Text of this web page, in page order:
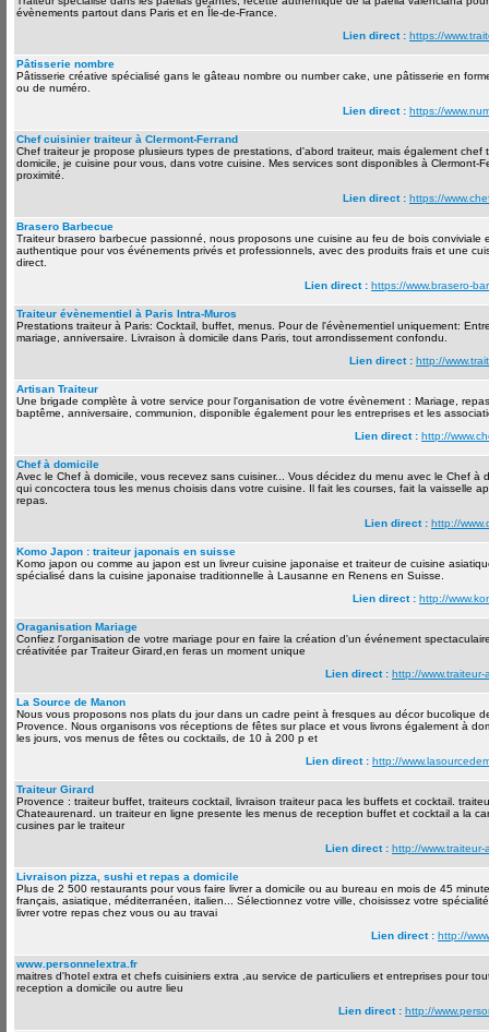
évènements partout dans Paris et en Île-de-France.
Lien direct : https://
Pâtisserie nombre
Pâtisserie créative spécialisé gans le gâteau nombre ou number cake, une pâtisserie en
ou de numéro.
Lien direct : https://
Chef cuisinier traiteur à Clermont-Ferrand
Chef traiteur je propose plusieurs types de prestations, d'abord traiteur, mais également chef
domicile, je cuisine pour vous, dans votre cuisine. Mes services sont disponibles à Clermont-
proximité.
Lien direct : https://
Brasero Barbecue
Traiteur brasero barbecue passionné, nous proposons une cuisine au feu de bois conviviale
authentique pour vos événements privés et professionnels, avec des produits frais et une
direct.
Lien direct : https://www.brasero-
Traiteur évènementiel à Paris Intra-Muros
Prestations traiteur à Paris: Cocktail, buffet, menus. Pour de l'évènementiel uniquement:
mariage, anniversaire. Livraison à domicile dans Paris, tout arrondissement confondu.
Lien direct : http://
Artisan Traiteur
Une brigade complète à votre service pour l'organisation de votre évènement : Mariage,
baptême, anniversaire, communion, disponible également pour les entreprises et les
Lien direct : http://
Chef à domicile
Avec le Chef à domicile, vous recevez sans cuisiner... Vous décidez du menu avec le Chef à
qui concoctera tous les menus choisis dans votre cuisine. Il fait les courses, fait la vaisselle
repas.
Lien direct : http://
Komo Japon : traiteur japonais en suisse
Komo japon ou comme au japon est un livreur cuisine japonaise et traiteur de cuisine
spécialisé dans la cuisine japonaise traditionnelle à Lausanne en Renens en Suisse.
Lien direct : http://
Oraganisation Mariage
Confiez l'organisation de votre mariage pour en faire la création d'un événement
créativitée par Traiteur Girard,en feras un moment unique
Lien direct : http://www.traiteur-
La Source de Manon
Nous vous proposons nos plats du jour dans un cadre peint à fresques au décor bucolique
Provence. Nous organisons vos réceptions de fêtes sur place et vous livrons également à
les jours, vos menus de fêtes ou cocktails, de 10 à 200 p et
Lien direct : http://
Traiteur Girard
Provence : traiteur buffet, traiteurs cocktail, livraison traiteur paca les buffets et cocktail.
Chateaurenard. un traiteur en ligne presente les menus de reception buffet et cocktail a la
cusines par le traiteur
Lien direct : http://www.traiteur-
Livraison pizza, sushi et repas a domicile
Plus de 2 500 restaurants pour vous faire livrer a domicile ou au bureau en mois de 45
français, asiatique, méditerranéen, italien... Sélectionnez votre ville, choisissez votre
livrer votre repas chez vous ou au travai
Lien direct : http://
www.personnelextra.fr
maitres d'hotel extra et chefs cuisiniers extra ,au service de particuliers et entreprises pour
reception a domicile ou autre lieu
Lien direct : http://